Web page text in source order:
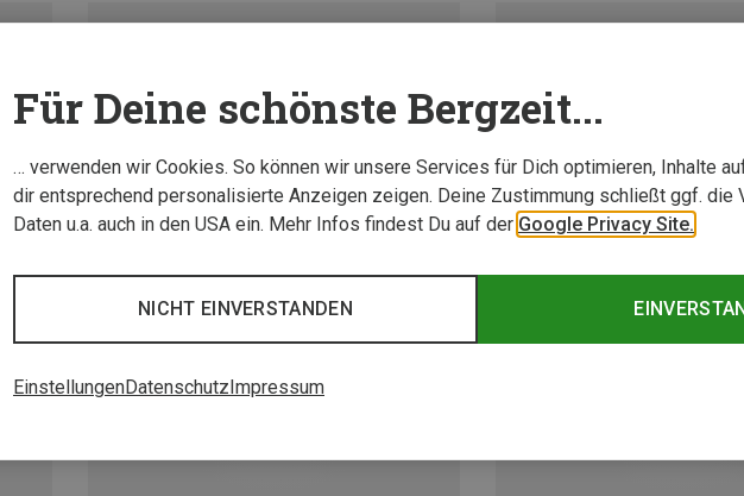
Für Deine schönste Bergzeit...
… verwenden wir Cookies. So können wir unsere Services für Dich optimieren, Inhalte
dir entsprechend personalisierte Anzeigen zeigen. Deine Zustimmung schließt ggf. die
Daten u.a. auch in den USA ein. Mehr Infos findest Du auf der Google Privacy Site.
NICHT EINVERSTANDEN
EinstellungenDatenschutzImpressum